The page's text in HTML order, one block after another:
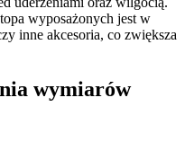
wyposażonych jest w
inne akcesoria, co zwiększa
wymiarów